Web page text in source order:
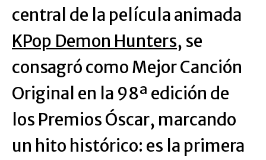
central de la película animada
KPop Demon Hunters, se
consagró como Mejor Canción
Original en la 98ª edición de
los Premios Óscar, marcando
un hito histórico: es la primera